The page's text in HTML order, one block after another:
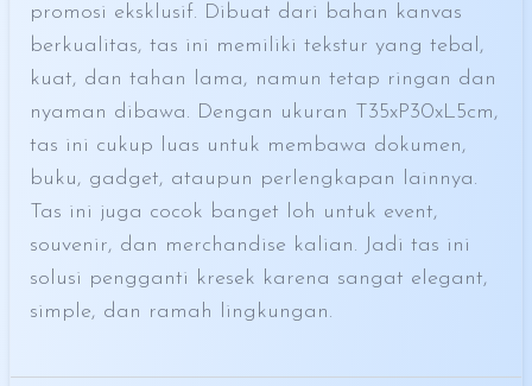
promosi eksklusif. Dibuat dari bahan kanvas
berkualitas, tas ini memiliki tekstur yang tebal,
kuat, dan tahan lama, namun tetap ringan dan
nyaman dibawa. Dengan ukuran T35xP30xL5cm,
tas ini cukup luas untuk membawa dokumen,
buku, gadget, ataupun perlengkapan lainnya.
Tas ini juga cocok banget loh untuk event,
souvenir, dan merchandise kalian. Jadi tas ini
solusi pengganti kresek karena sangat elegant,
simple, dan ramah lingkungan.